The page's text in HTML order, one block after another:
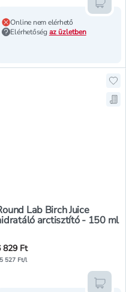
Online nem elérhető
Elérhetőség az üzletben
a kedvencekhez,
a bevásárló listára,
Lab Birch Juice
arctisztító - 150 ml
829 Ft
527 Ft/l